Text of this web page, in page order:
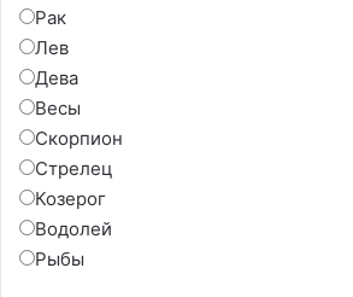
Рак
Лев
Дева
Весы
Скорпион
Стрелец
Козерог
Водолей
Рыбы